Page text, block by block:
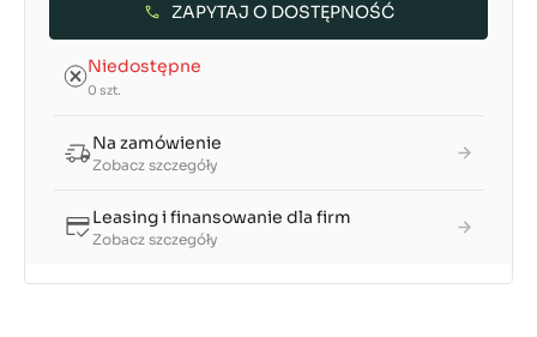
ZAPYTAJ O DOSTĘPNOŚĆ
Niedostępne
0 szt.
Na zamówienie
Zobacz szczegóły
Leasing i finansowanie dla firm
Zobacz szczegóły